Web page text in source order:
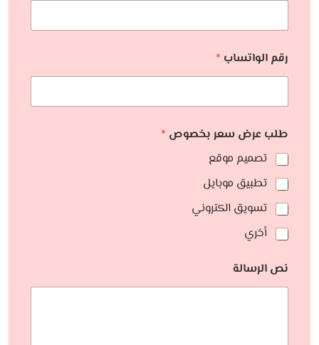
رقم الواتساب *
طلب عرض سعر بخصوص *
تصميم موقع
تطبيق موبايل
تسويق الكتروني
أخري
نص الرسالة